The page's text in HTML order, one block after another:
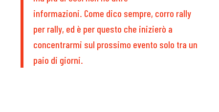
informazioni. Come dico sempre, corro rally
per rally, ed è per questo che inizierò a
concentrarmi sul prossimo evento solo tra un
paio di giorni.